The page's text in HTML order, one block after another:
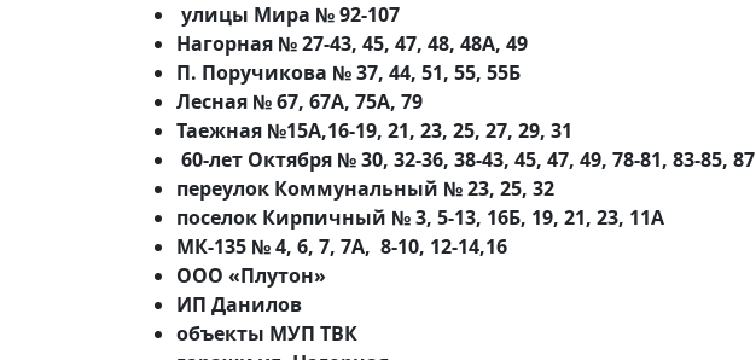
улицы Мира № 92-107
Нагорная № 27-43, 45, 47, 48, 48А, 49
П. Поручикова № 37, 44, 51, 55, 55Б
Лесная № 67, 67А, 75А, 79
Таежная №15А,16-19, 21, 23, 25, 27, 29, 31
60-лет Октября № 30, 32-36, 38-43, 45, 47, 49, 78-81, 83-85, 87
переулок Коммунальный № 23, 25, 32
поселок Кирпичный № 3, 5-13, 16Б, 19, 21, 23, 11А
МК-135 № 4, 6, 7, 7А, 8-10, 12-14,16
ООО «Плутон»
ИП Данилов
объекты МУП ТВК